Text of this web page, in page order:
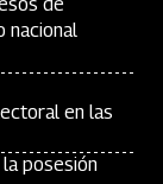
de
nacional
en las
posesión